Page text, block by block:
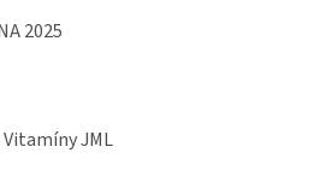
2025
Vitamíny JML